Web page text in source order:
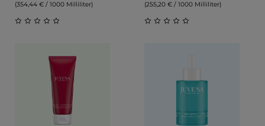
(354,44 € / 1000 Milliliter) (255,20 € / 1000 Milliliter)